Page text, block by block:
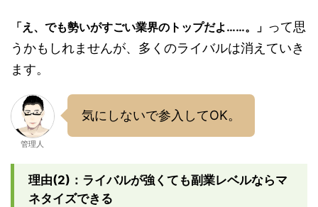
「え、でも勢いがすごい業界のトップだよ……。」 って思
うかもしれませんが、多くのライバルは消えていき
ます。
管理人
気にしないで参入してOK。
理由(2)：ライバルが強くても副業レベルならマ
ネタイズできる